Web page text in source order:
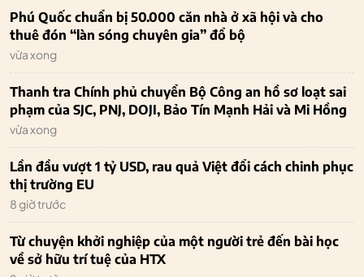
Phú Quốc chuẩn bị 50.000 căn nhà ở xã hội và cho
thuê đón “làn sóng chuyên gia” đổ bộ
vừa xong
Thanh tra Chính phủ chuyển Bộ Công an hồ sơ loạt sai
phạm của SJC, PNJ, DOJI, Bảo Tín Mạnh Hải và Mi Hồng
vừa xong
Lần đầu vượt 1 tỷ USD, rau quả Việt đổi cách chinh phục
thị trường EU
8 giờ trước
Từ chuyện khởi nghiệp của một người trẻ đến bài học
về sở hữu trí tuệ của HTX